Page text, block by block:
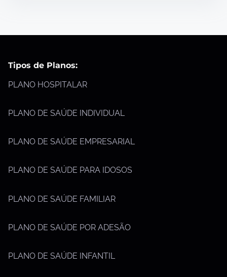
Tipos de Planos:
PLANO HOSPITALAR
PLANO DE SAÚDE INDIVIDUAL
PLANO DE SAÚDE EMPRESARIAL
PLANO DE SAÚDE PARA IDOSOS
PLANO DE SAÚDE FAMILIAR
PLANO DE SAÚDE POR ADESÃO
PLANO DE SAÚDE INFANTIL